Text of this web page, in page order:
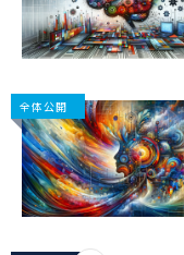
全体公開